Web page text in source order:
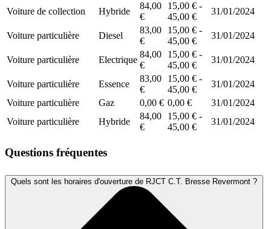
Voiture de collection
Hybride
84,00
€
15,00 € -
45,00 €
31/01/2024
Voiture particulière Diesel
83,00
€
15,00 € -
45,00 €
31/01/2024
Voiture particulière Electrique
84,00
€
15,00 € -
45,00 €
31/01/2024
Voiture particulière Essence
83,00
€
15,00 € -
45,00 €
31/01/2024
Voiture particulière
Gaz 0,00 € 0,00 €
31/01/2024
Voiture particulière
Hybride
84,00
€
15,00 € -
45,00 €
31/01/2024
Questions fréquentes
Quels sont les horaires d'ouverture de RJCT C.T. Bresse Revermont ?